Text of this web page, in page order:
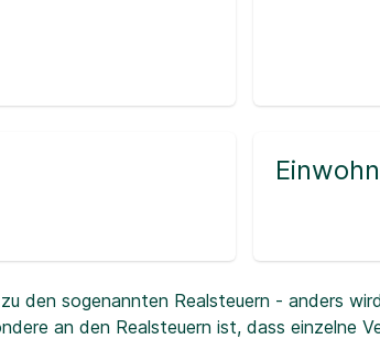
den sogenannten Realsteuern - anders
an den Realsteuern ist, dass einzelne